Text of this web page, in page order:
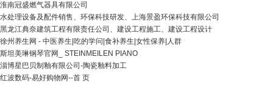
淮南冠盛燃气器具有限公司
水处理设备及配件销售、环保科技研发、上海景盈环保科技有限公司
黑龙江典奈建筑工程有限责任公司、建设工程施工、建设工程设计
徐州养生网 - 中医养生|吃的学问|食补养生|女性保养|人群
斯坦美琳钢琴官网_ STEINMEILEN PIANO
淄博星巴贝制釉有限公司-陶瓷釉料加工
红波数码-易好购物网--首 页